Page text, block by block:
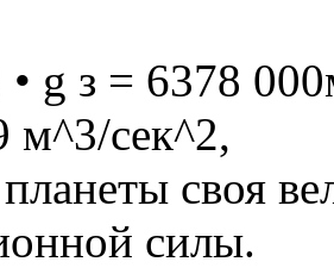
• g з = 6378
м^3/сек^2,
своя
силы.